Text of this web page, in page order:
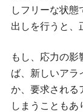
しフリーな状
出しを行うと、
もし、応力の
ば、新しいアラ
か、要求される
しまうこともあ